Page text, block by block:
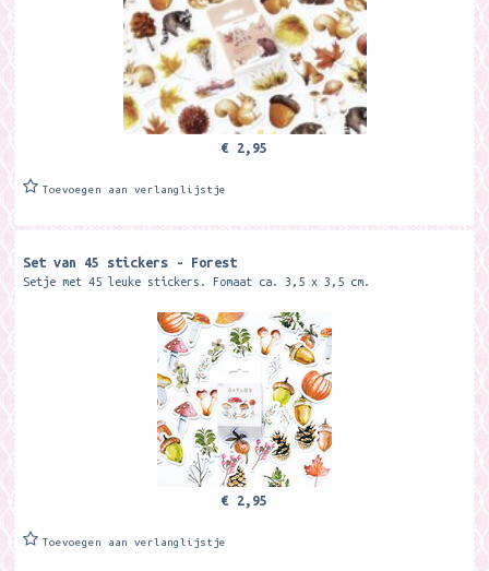
€ 2,95
Toevoegen aan verlanglijstje
Set van 45 stickers - Forest
Setje met 45 leuke stickers. Fomaat ca. 3,5 x 3,5 cm.
€ 2,95
Toevoegen aan verlanglijstje